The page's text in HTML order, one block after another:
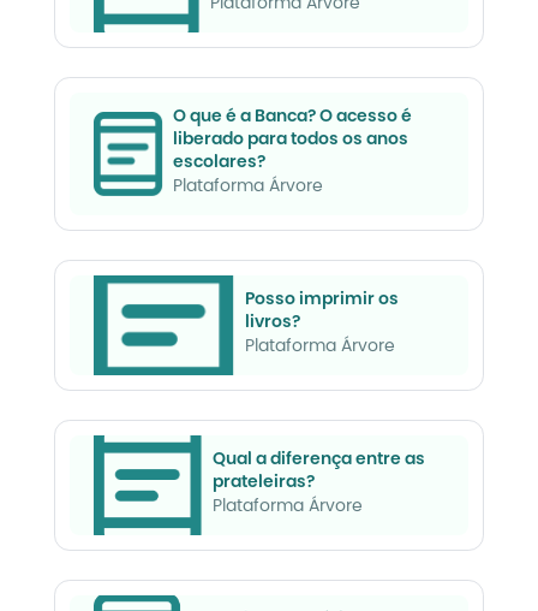
Plataforma Árvore
O que é a Banca? O acesso é
liberado para todos os anos
escolares?
Plataforma Árvore
Posso imprimir os
livros?
Plataforma Árvore
Qual a diferença entre as
prateleiras?
Plataforma Árvore